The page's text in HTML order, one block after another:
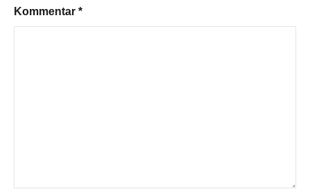
Kommentar *